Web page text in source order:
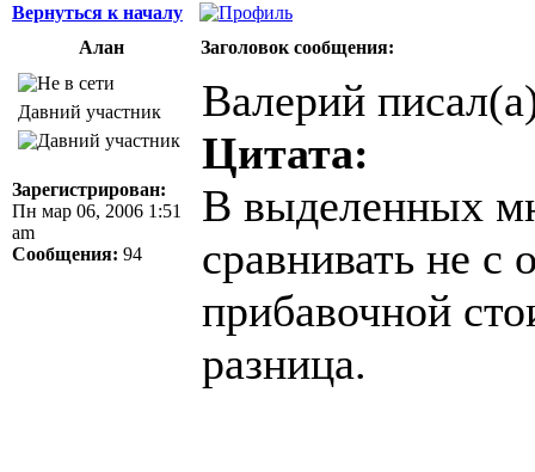
Вернуться к началу
Алан
Заголовок сообщения:
Давний участник
Зарегистрирован:
Пн мар 06, 2006 1:51
am
Сообщения: 94
Валерий
Цитата:
В выделенных
сравнивать не с
прибавочной
разница.